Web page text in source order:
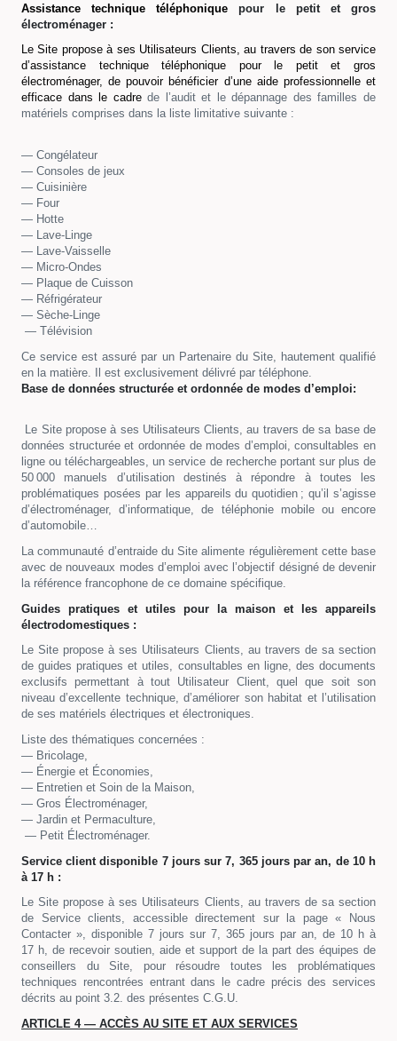
Assistance technique téléphoniquepour le petit et gros
électroménager :
Le Site propose à ses Utilisateurs Clients, au travers de son service
d’assistance technique téléphonique pour le petit et gros
électroménager, de pouvoir bénéficier d’une aide professionnelle et
efficace dans le cadrede l’audit et le dépannage des familles de
matériels comprises dans la liste limitative suivante :
— Congélateur
— Consoles de jeux
— Cuisinière
— Four
— Hotte
— Lave-Linge
— Lave-Vaisselle
— Micro-Ondes
— Plaque de Cuisson
— Réfrigérateur
— Sèche-Linge
— Télévision
Ce service est assuré par un Partenaire du Site, hautement qualifié
en la matière. Il est exclusivement délivré par téléphone.
Base de données structurée et ordonnée de modes d’emploi:
Le Site propose à ses Utilisateurs Clients, au travers de sa base de
données structurée et ordonnée de modes d’emploi, consultables en
ligne ou téléchargeables, un service de recherche portant sur plus de
50 000 manuels d’utilisation destinés à répondre à toutes les
problématiques posées par les appareils du quotidien ; qu’il s’agisse
d’électroménager, d’informatique, de téléphonie mobile ou encore
d’automobile…
La communauté d’entraide du Site alimente régulièrement cette base
avec de nouveaux modes d’emploi avec l’objectif désigné de devenir
la référence francophone de ce domaine spécifique.
Guides pratiques et utiles pour la maison et les appareils
électrodomestiques :
Le Site propose à ses Utilisateurs Clients, au travers de sa section
de guides pratiques et utiles, consultables en ligne, des documents
exclusifs permettant à tout Utilisateur Client, quel que soit son
niveau d’excellente technique, d’améliorer son habitat et l’utilisation
de ses matériels électriques et électroniques.
Liste des thématiques concernées :
— Bricolage,
— Énergie et Économies,
— Entretien et Soin de la Maison,
— Gros Électroménager,
— Jardin et Permaculture,
— Petit Électroménager.
Service client disponible 7 jours sur 7, 365 jours par an, de 10 h
à 17 h :
Le Site propose à ses Utilisateurs Clients, au travers de sa section
de Service clients, accessible directement sur la page « Nous
Contacter », disponible 7 jours sur 7, 365 jours par an, de 10 h à
17 h, de recevoir soutien, aide et support de la part des équipes de
conseillers du Site, pour résoudre toutes les problématiques
techniques rencontrées entrant dans le cadre précis des services
décrits au point 3.2. des présentes C.G.U.
ARTICLE 4 — ACCÈS AU SITE ET AUX SERVICES